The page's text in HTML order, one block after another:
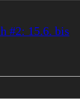
#2: 15.6. bis